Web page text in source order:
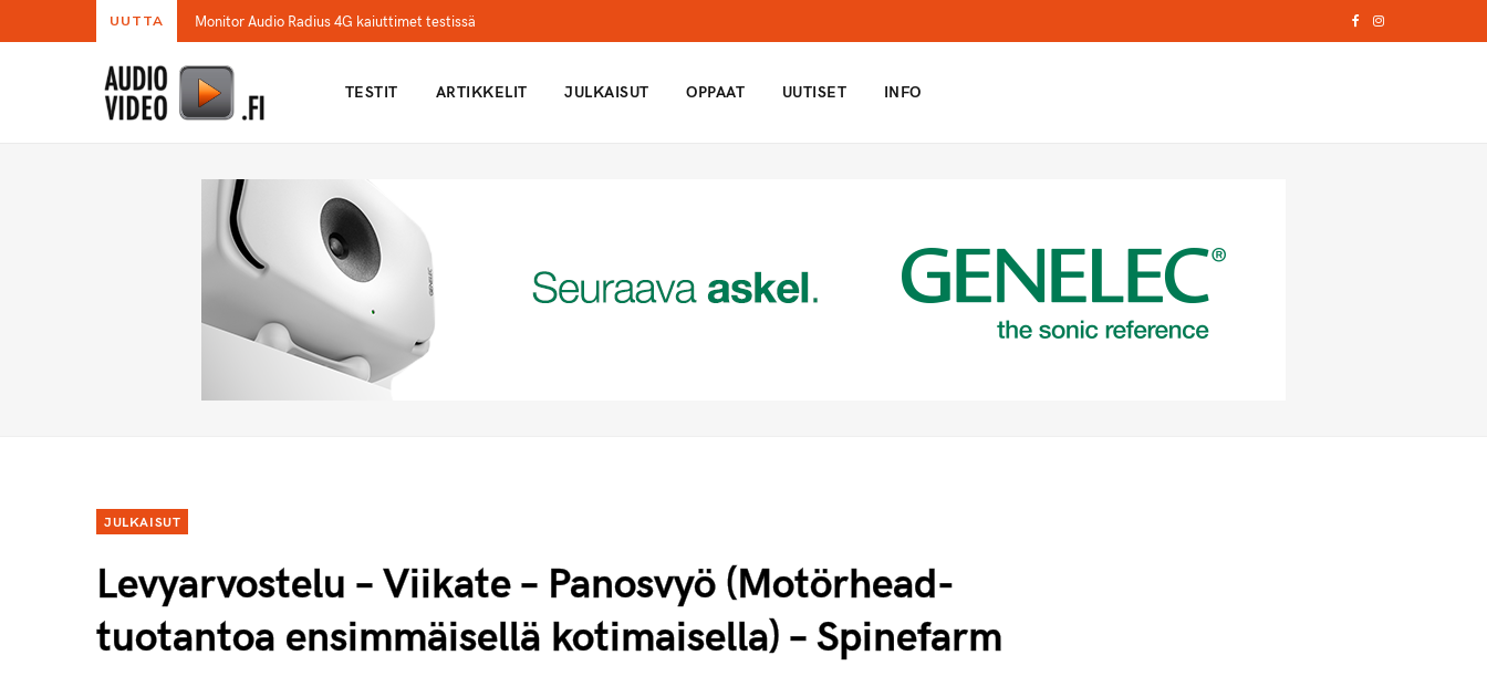
UUTTA Monitor Audio Radius 4G kaiuttimet testissä I
TESTIT ARTIKKELIT JULKAISUT OPPAAT UUTISET INFO
JULKAISUT
Levyarvostelu – Viikate – Panosvyö (Motörhead-
tuotantoa ensimmäisellä kotimaisella) – Spinefarm